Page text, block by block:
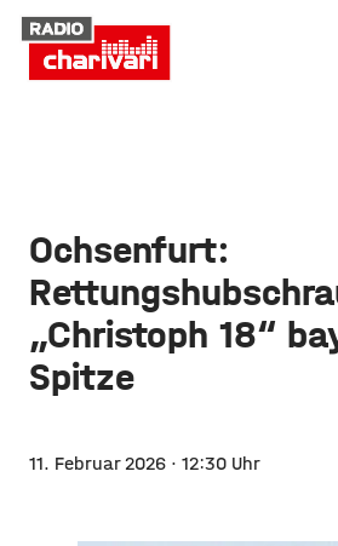
Ochsenfurt:
„Christoph 18“
Spitze
11. Februar 2026 · 12:30 Uhr